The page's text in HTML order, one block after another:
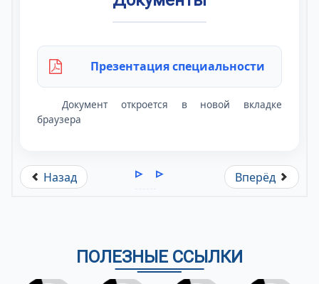
Презентация специальности
Документ откроется в новой вкладке
браузера
Назад Вперёд
ПОЛЕЗНЫЕ ССЫЛКИ